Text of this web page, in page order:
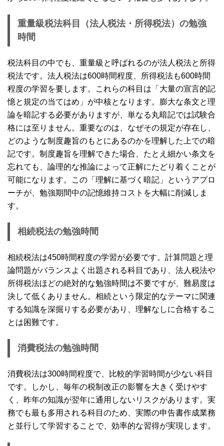
重量級税法科目（法人税法・所得税法）の勉強
時間
税法科目の中でも、重量級と呼ばれるのが法人税法と所得
税法です。法人税法は600時間程度、所得税法も600時間
程度の学習を要します。これらの科目は「大量の宣言的記
憶と規定の当てはめ」が中核となります。膨大な条文と理
論を暗記する必要がありますが、単なる丸暗記では試験合
格には至りません。重要なのは、なぜその規定が存在し、
どのような制度趣旨のもとにあるのかを理解した上での暗
記です。制度趣旨を理解できた場合、たとえ細かい条文を
忘れても、論理的な推論によって正解にたどり着くことが
可能になります。この「理解に基づく暗記」というアプロ
ーチが、勉強期間中の記憶維持コストを大幅に削減しま
す。
相続税法の勉強時間
相続税法は450時間程度の学習が必要です。計算問題と理
論問題がバランスよく出題される科目であり、法人税法や
所得税法ほどの絶対的な勉強時間は不要ですが、難易度は
決して低くありません。相続という限定的なテーマに関連
する知識を深掘りする必要があり、理解なしに合格するこ
とは困難です。
消費税法の勉強時間
消費税法は300時間程度で、比較的学習時間が少ない科目
です。しかし、毎年の税制改正の影響を大きく受けやす
く、昨年の知識が翌年に通用しないリスクがあります。実
務でも最も多用される科目のため、実際の申告書作成業務
と並行して学習することで、効率的な習得が実現します。